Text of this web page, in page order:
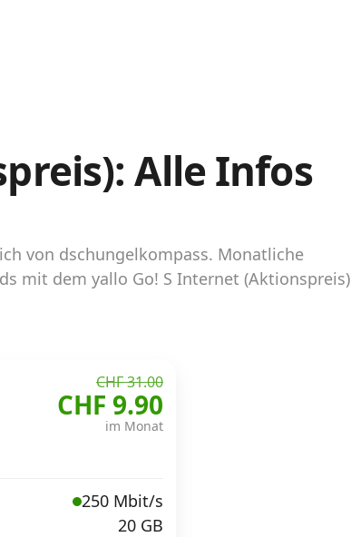
Alle Infos
von dschungelkompass. Monatliche
mit dem yallo Go! S Internet (Aktionspreis)
CHF 31.00
CHF 9.90
im Monat
250 Mbit/s
20 GB